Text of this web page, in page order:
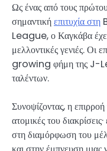
Ως ένας από τους
σημαντικήεπιτυχία στη
League, ο Καγκάβα έχει
μελλοντικές γενιές. Οι
growing φήμη της J-
ταλέντων.
Συνοψίζοντας, η
ατομικές του
στη διαμόρφωση του